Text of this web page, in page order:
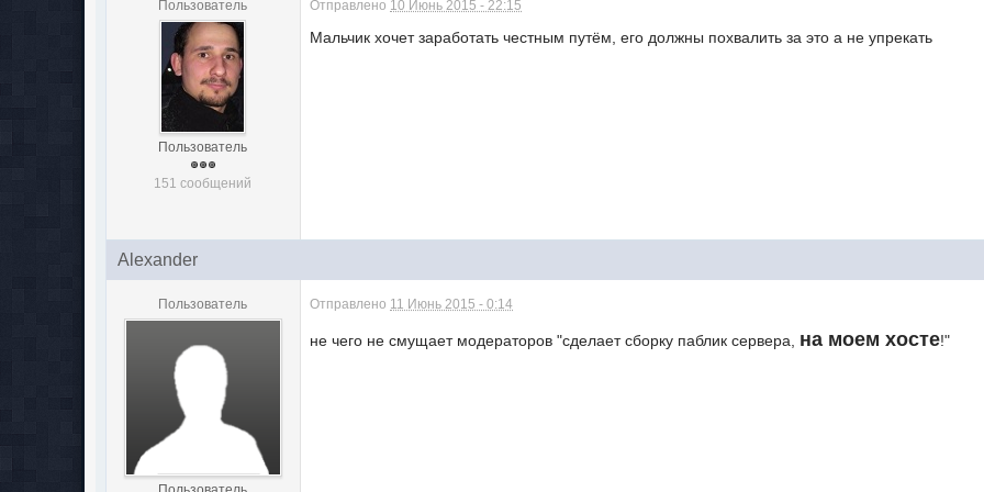
Пользователь
Пользователь
151 сообщений
Отправлено 10 Июнь 2015 - 22:15
Мальчик хочет заработать честным путём, его должны похвалить за это а не упрекать
Alexander
Пользователь Отправлено 11 Июнь 2015 - 0:14
не чего не смущает модераторов "сделает сборку паблик сервера, на моем хосте!"